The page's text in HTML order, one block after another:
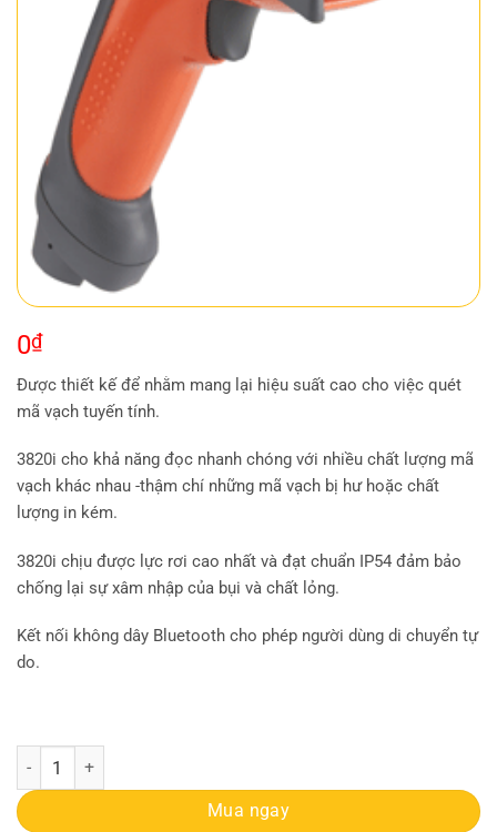
0₫
Được thiết kế để nhằm mang lại hiệu suất cao cho việc quét
mã vạch tuyến tính.
3820i cho khả năng đọc nhanh chóng với nhiều chất lượng mã
vạch khác nhau -thậm chí những mã vạch bị hư hoặc chất
lượng in kém.
3820i chịu được lực rơi cao nhất và đạt chuẩn IP54 đảm bảo
chống lại sự xâm nhập của bụi và chất lỏng.
Kết nối không dây Bluetooth cho phép người dùng di chuyển tự
do.
Máy đọc Honeywell 3820i quantity
Mua ngay